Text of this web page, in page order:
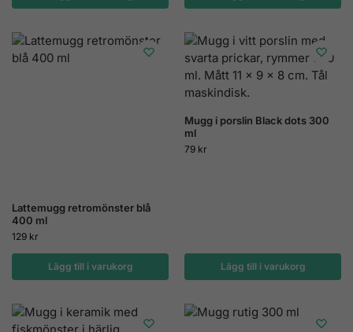
Lattemugg retromönster blå
400 ml
129 kr
Lägg till i varukorg
Mugg i porslin Black dots 300
ml
79 kr
Lägg till i varukorg